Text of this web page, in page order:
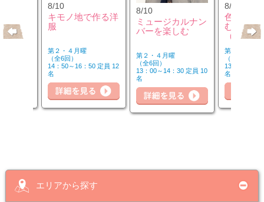
＆リ
8/10
キモノ地で作る洋
服
第２・４月曜
（全6回）
14：50～16：50 定員 12
名
8/10
ミュージカルナン
バーを楽しむ
第２・４月曜
（全6回）
13：00～14：30 定員 10
名
8/12
色のチカ
むカラー
（第2水
第２水曜
（全3回）
13：00～14
名
詳細を見る 詳細を見る
エリアから探す